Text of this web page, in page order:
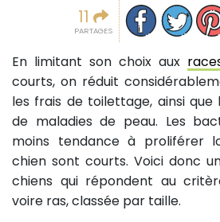
11
PARTAGES
Partager sur
Partager
En limitant son choix aux
courts, on réduit
les frais de toilettage, ainsi que
de maladies de peau. Les
moins tendance à proliférer
chien sont courts. Voici donc
chiens qui répondent au
voire ras, classée par taille.